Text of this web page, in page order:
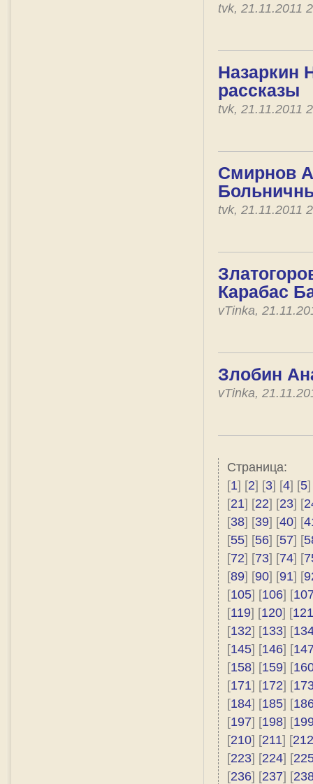
tvk, 21.11.2011
Назаркин
рассказы
tvk, 21.11.2011
Смирнов
tvk, 21.11.2011
Карабас
vTinka,
Злобин
vTinka,
Страница:
[1] [2] [3] [4] [5]
[21] [22] [23] [
[38] [39] [40] [
[55] [56] [57] [
[72] [73] [74] [
[89] [90] [91] [
[105] [106] [
[119] [120] [121
[132] [133] [
[145] [146] [
[158] [159] [
[171] [172] [
[184] [185] [
[197] [198] [
[210] [211] [212
[223] [224] [
[236] [237] [